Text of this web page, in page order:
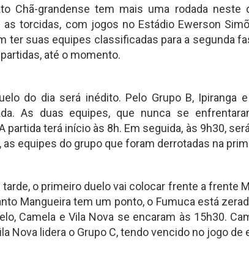
Chã-grandense tem mais uma rodada neste
torcidas, com jogos no Estádio Ewerson
ter suas equipes classificadas para a segunda
até o momento.
do dia será inédito. Pelo Grupo B, Ipiranga
As duas equipes, que nunca se
partida terá início às 8h. Em seguida, às 9h30,
as equipes do grupo que foram derrotadas na
o primeiro duelo vai colocar frente a frente
Mangueira tem um ponto, o Fumuca está
Camela e Vila Nova se encaram às 15h30.
Nova lidera o Grupo C, tendo vencido no jogo de